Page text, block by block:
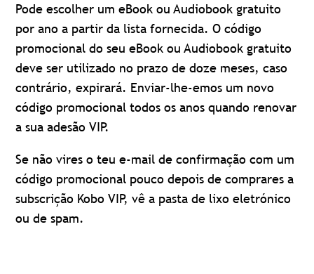
Pode escolher um eBook ou Audiobook gratuito
por ano a partir da lista fornecida. O código
promocional do seu eBook ou Audiobook gratuito
deve ser utilizado no prazo de doze meses, caso
contrário, expirará. Enviar-lhe-emos um novo
código promocional todos os anos quando renovar
a sua adesão VIP.
Se não vires o teu e-mail de confirmação com um
código promocional pouco depois de comprares a
subscrição Kobo VIP, vê a pasta de lixo eletrónico
ou de spam.